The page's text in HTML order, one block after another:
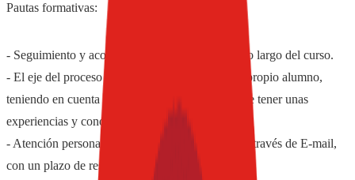
Pautas formativas:
- Seguimiento y acompañamiento del alumno a lo largo del curso.
- El eje del proceso enseñanza-aprendizaje es el propio alumno,
teniendo en cuenta que cada alumno tiene y ha de tener unas
experiencias y conocimientos previos.
- Atención personalizada y tutorización asistida a través de E-mail,
con un plazo de respuesta máximo de 72 horas